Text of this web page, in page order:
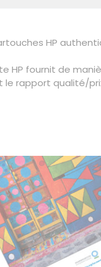
HP
HP fournit de
rapport qualité/